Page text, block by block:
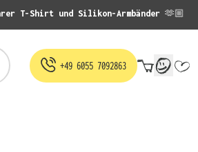
T-Shirt und Silikon-Armbänder 🫶🏼
+49 6055 7092863